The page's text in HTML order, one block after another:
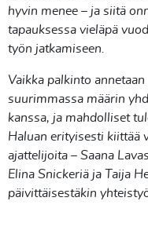
hyvin menee – ja siitä
tapauksessa vieläpä
työn jatkamiseen.
Vaikka palkinto
suurimmassa määrin
kanssa, ja mahdolliset
Haluan erityisesti kiittää
ajattelijoita – Saana
Elina Snickeriä ja Taija
päivittäisestäkin